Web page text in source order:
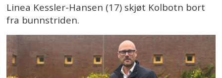
Linea Kessler-Hansen (17) skjøt Kolbotn bort
fra bunnstriden.